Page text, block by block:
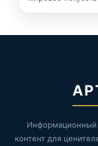
Информационный
контент для